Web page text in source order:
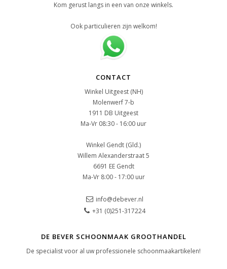
Kom gerust langs in een van onze winkels.
Ook particulieren zijn welkom!
CONTACT
Winkel Uitgeest (NH)
Molenwerf 7-b
1911 DB Uitgeest
Ma-Vr 08:30 - 16:00 uur
Winkel Gendt (Gld.)
Willem Alexanderstraat 5
6691 EE Gendt
Ma-Vr 8:00 - 17:00 uur
info@debever.nl
+31 (0)251-317224
DE BEVER SCHOONMAAK GROOTHANDEL
De specialist voor al uw professionele schoonmaakartikelen!